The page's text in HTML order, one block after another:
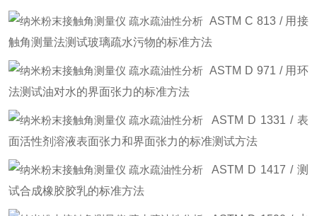
ASTM C 813 / 用接
触角测量法测试玻璃疏水污物的标准方法
ASTM D 971 / 用环
法测试油对水的界面张力的标准方法
ASTM D 1331 / 表
面活性剂溶液表面张力和界面张力的标准测试方法
ASTM D 1417 / 测
试合成橡胶胶乳的标准方法